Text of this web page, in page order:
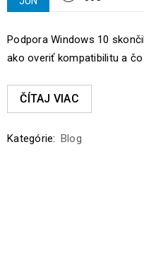
Podpora Windows 10
ako overiť kompatibilitu a
ČÍTAJ VIAC
Kategórie: Blog